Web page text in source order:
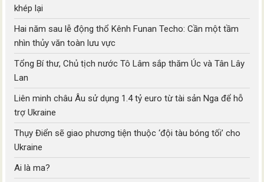
khép lại
Hai năm sau lễ động thổ Kênh Funan Techo: Cần một tầm
nhìn thủy văn toàn lưu vực
Tổng Bí thư, Chủ tịch nước Tô Lâm sắp thăm Úc và Tân Lây
Lan
Liên minh châu Âu sử dụng 1.4 tỷ euro từ tài sản Nga để hỗ
trợ Ukraine
Thụy Điển sẽ giao phương tiện thuộc ‘đội tàu bóng tối’ cho
Ukraine
Ai là ma?